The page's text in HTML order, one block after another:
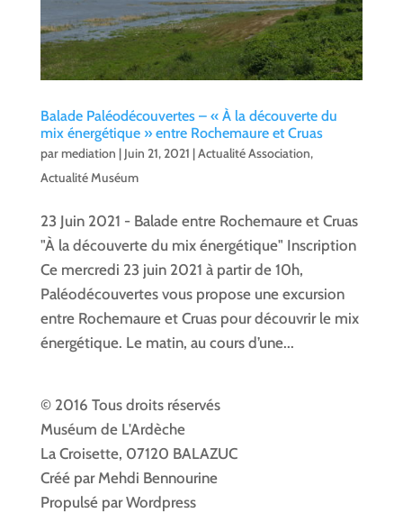
Balade Paléodécouvertes – « À la découverte du
mix énergétique » entre Rochemaure et Cruas
parmediation | Juin 21, 2021 |Actualité Association,
Actualité Muséum
23 Juin 2021 - Balade entre Rochemaure et Cruas
"À la découverte du mix énergétique" Inscription
Ce mercredi 23 juin 2021 à partir de 10h,
Paléodécouvertes vous propose une excursion
entre Rochemaure et Cruas pour découvrir le mix
énergétique. Le matin, au cours d’une...
© 2016 Tous droits réservés
Muséum de L'Ardèche
La Croisette, 07120 BALAZUC
Créé par Mehdi Bennourine
Propulsé par Wordpress